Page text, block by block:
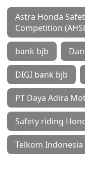
Astra Honda
Competition
bank bjb
DIGI bank bjb
PT Daya Adira
Safety riding
Telkom